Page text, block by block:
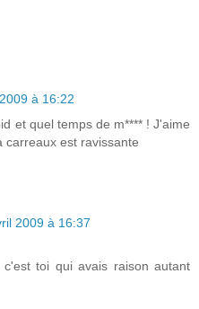
à 16:22
et quel temps de m**** ! J'aime
carreaux est ravissante
2009 à 16:37
toi qui avais raison autant